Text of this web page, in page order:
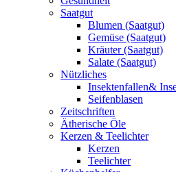
Saatgut
Blumen (Saatgut)
Gemüse (Saatgut)
Kräuter (Saatgut)
Salate (Saatgut)
Nützliches
Insektenfallen&
Seifenblasen
Zeitschriften
Ätherische Öle
Kerzen & Teelichter
Kerzen
Teelichter